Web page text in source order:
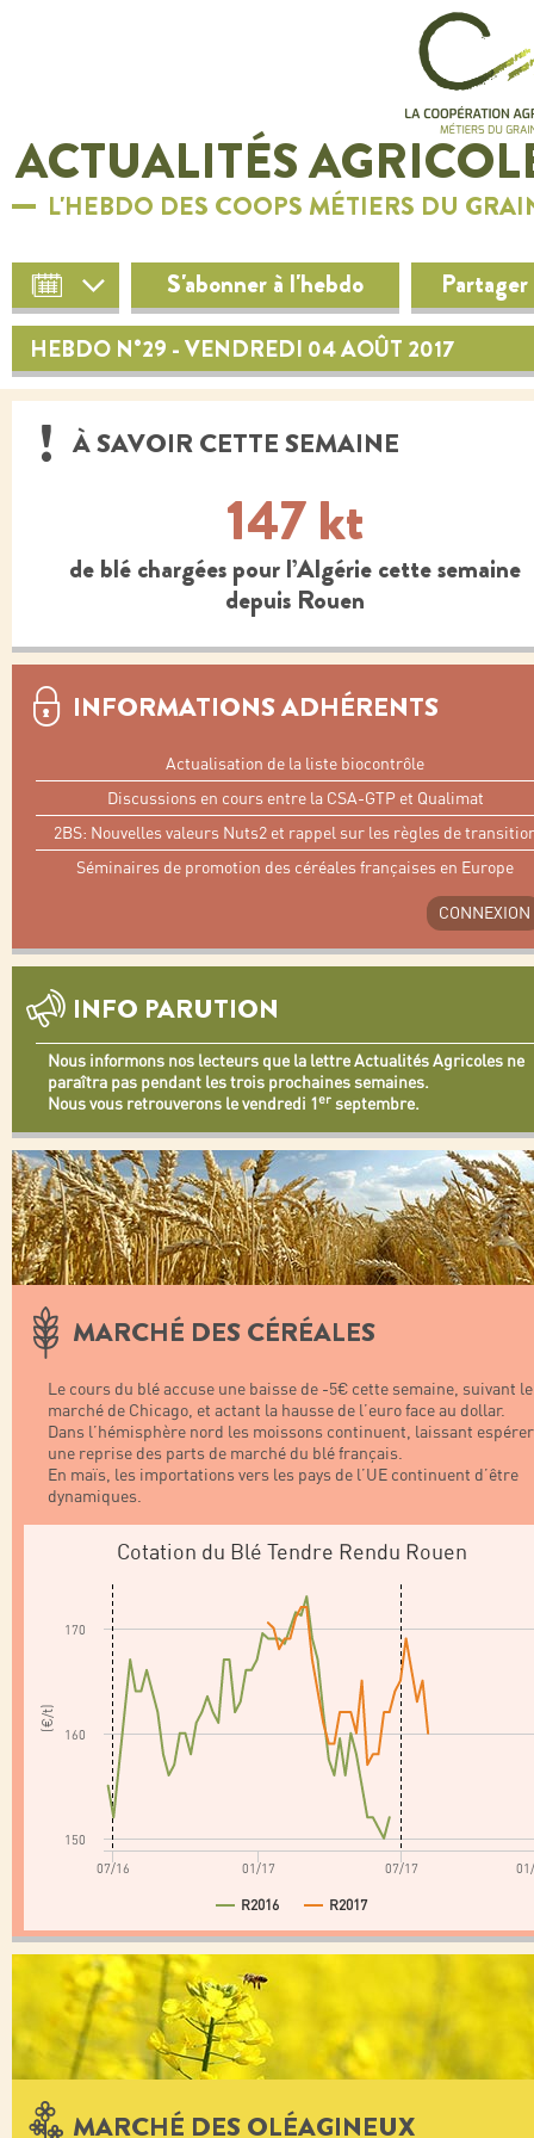
ACTUALITÉS
L'HEBDO DES COOPS MÉTIERS DU
S'abonner à l'hebdo Partager
HEBDO N°29 - VENDREDI 04 AOÛT 2017
À SAVOIR CETTE SEMAINE
147 kt
de blé chargées pour l’Algérie cette semaine
depuis Rouen
INFORMATIONS ADHÉRENTS
Actualisation de la liste biocontrôle
Discussions en cours entre la CSA-GTP et Qualimat
2BS: Nouvelles valeurs Nuts2 et rappel sur les règles de
Séminaires de promotion des céréales françaises en Europe
CONNEXION
INFO PARUTION
Nous informons nos lecteurs que la lettre Actualités Agricoles ne
paraîtra pas pendant les trois prochaines semaines.
Nous vous retrouverons le vendredi 1er septembre.
MARCHÉ DES CÉRÉALES
Le cours du blé accuse une baisse de -5€ cette semaine, suivant le
marché de Chicago, et actant la hausse de l’euro face au dollar.
Dans l’hémisphère nord les moissons continuent, laissant espérer
une reprise des parts de marché du blé français.
En maïs, les importations vers les pays de l’UE continuent d’être
dynamiques.
(€/t)
Cotation du Blé Tendre Rendu Rouen
R2016 R2017
01/17
07/16 07/17
150
160
170
MARCHÉ DES OLÉAGINEUX